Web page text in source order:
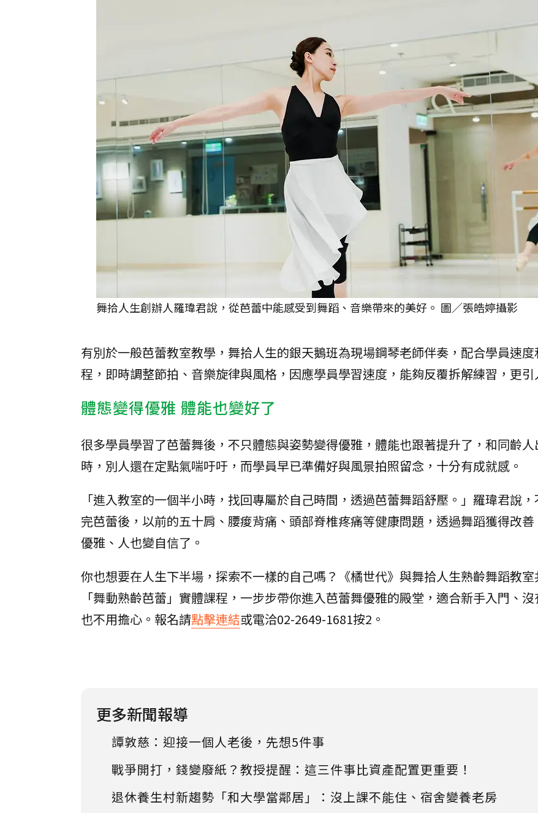
舞拾人生創辦人羅瑋君說，從芭蕾中能感受到舞蹈、音樂帶來的美好。 圖／張皓婷攝影
有別於一般芭蕾教室教學，舞拾人生的銀天鵝班為現場鋼琴老師伴奏，配合學員速度
程，即時調整節拍、音樂旋律與風格，因應學員學習速度，能夠反覆拆解練習，更引
體態變得優雅 體能也變好了
很多學員學習了芭蕾舞後，不只體態與姿勢變得優雅，體能也跟著提升了，和同齡人
時，別人還在定點氣喘吁吁，而學員早已準備好與風景拍照留念，十分有成就感。
「進入教室的一個半小時，找回專屬於自己時間，透過芭蕾舞蹈舒壓。」羅瑋君說
完芭蕾後，以前的五十肩、腰痠背痛、頭部脊椎疼痛等健康問題，透過舞蹈獲得改
優雅、人也變自信了。
你也想要在人生下半場，探索不一樣的自己嗎？《橘世代》與舞拾人生熟齡舞蹈教室
「舞動熟齡芭蕾」實體課程，一步步帶你進入芭蕾舞優雅的殿堂，適合新手入門、
也不用擔心。報名請點擊連結或電洽02-2649-1681按2。
更多新聞報導
譚敦慈：迎接一個人老後，先想5件事
戰爭開打，錢變廢紙？教授提醒：這三件事比資產配置更重要！
退休養生村新趨勢「和大學當鄰居」：沒上課不能住、宿舍變養老房